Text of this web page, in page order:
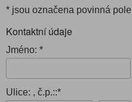
* jsou označena povinná pole
Kontaktní údaje
Jméno: *
Ulice: , č.p.::*